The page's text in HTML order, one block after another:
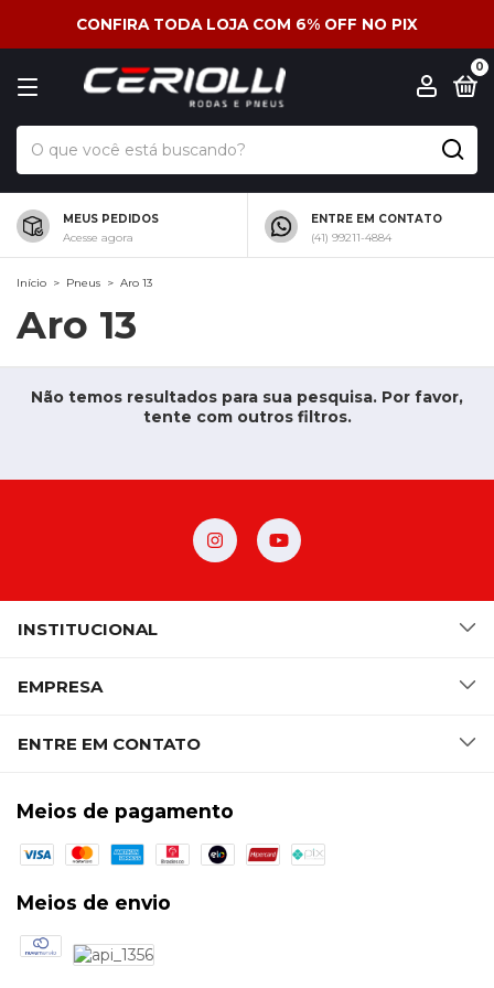
CONFIRA TODA LOJA COM 6% OFF NO PIX
0
MEUS PEDIDOS
Acesse agora
ENTRE EM CONTATO
(41) 99211-4884
Início > Pneus > Aro 13
Aro 13
Não temos resultados para sua pesquisa. Por favor,
tente com outros filtros.
INSTITUCIONAL
EMPRESA
ENTRE EM CONTATO
Meios de pagamento
Meios de envio